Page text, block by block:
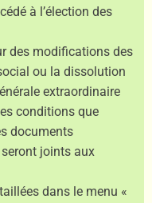
à l’élection des
des modifications des
ou la dissolution
extraordinaire
conditions que
documents
joints aux
dans le menu «